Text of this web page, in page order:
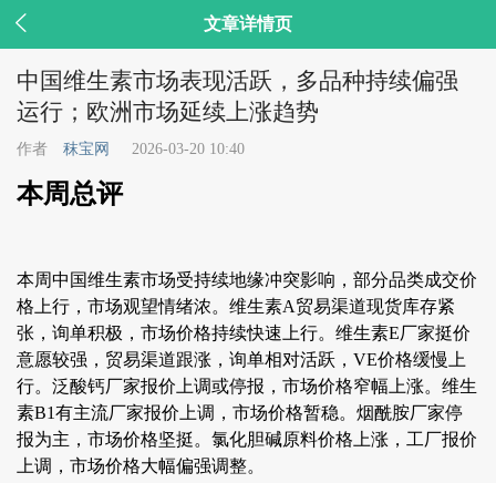
 文章详情页
中国维生素市场表现活跃，多品种持续偏强
运行；欧洲市场延续上涨趋势
作者 秣宝网 2026-03-20 10:40
本周总评
本周中国维生素市场受持续地缘冲突影响，部分品类成交价
格上行，市场观望情绪浓。维生素A贸易渠道现货库存紧
张，询单积极，市场价格持续快速上行。维生素E厂家挺价
意愿较强，贸易渠道跟涨，询单相对活跃，VE价格缓慢上
行。泛酸钙厂家报价上调或停报，市场价格窄幅上涨。维生
素B1有主流厂家报价上调，市场价格暂稳。烟酰胺厂家停
报为主，市场价格坚挺。氯化胆碱原料价格上涨，工厂报价
上调，市场价格大幅偏强调整。